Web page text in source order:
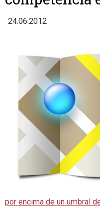
24.06.2012
por encima de un umbral